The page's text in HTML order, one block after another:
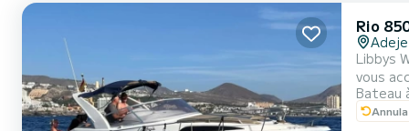
Rio
Adeje
Libbys
vous
vous
douce.
Bateau